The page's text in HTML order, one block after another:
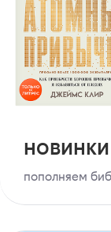
пополняем